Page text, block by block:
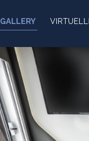
GALLERY